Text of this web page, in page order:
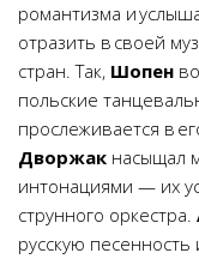
романтизма и
отразить в своей
стран. Так, Шопен
польские
прослеживается в
Дворжак насыщал
интонациями — их
струнного оркестра.
русскую